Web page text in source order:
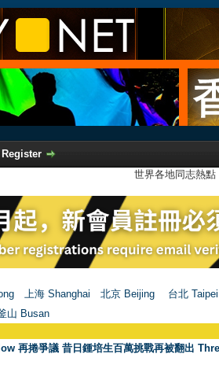
Register
世界各地同志熱
上海 Shanghai 北京 Beijing 台北 Taipei
山 Busan
再捲爭議 昔日鍾培生百萬挑戰再被翻出